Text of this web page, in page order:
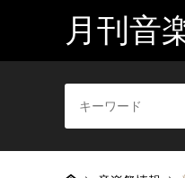
月刊音